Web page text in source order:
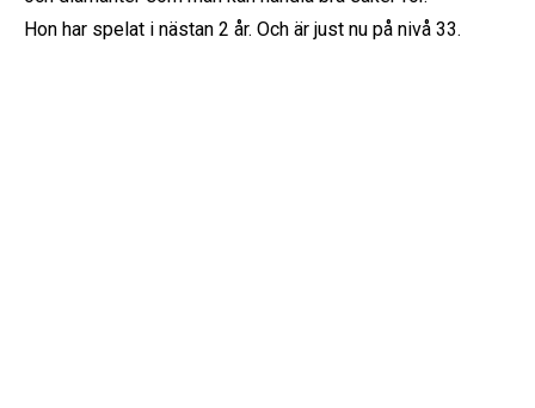
Hon har spelat i nästan 2 år. Och är just nu på nivå 33.